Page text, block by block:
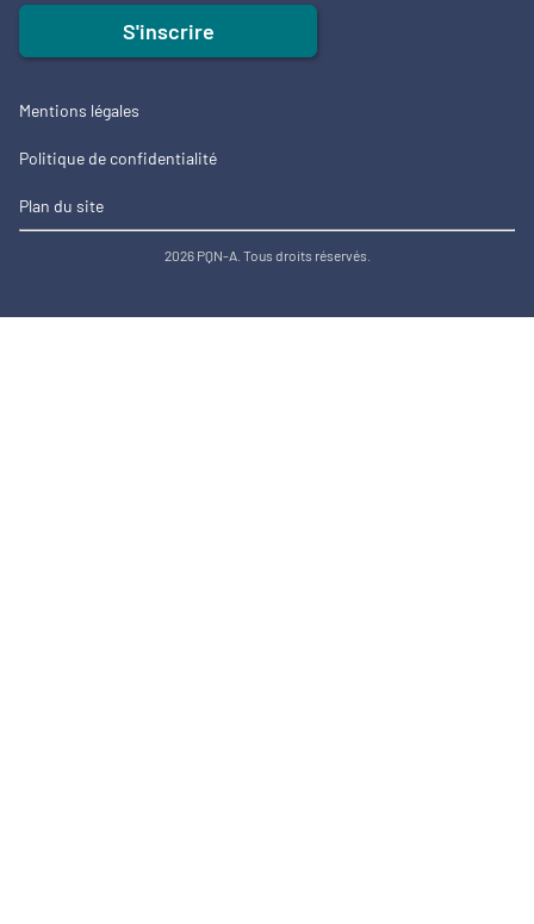
S'inscrire
Mentions légales
Politique de confidentialité
Plan du site
2026 PQN-A. Tous droits réservés.